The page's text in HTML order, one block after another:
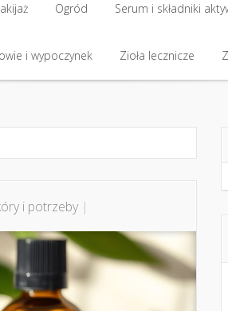
dojrzała Codzienna pielęgnacja
Ogród
Ogród
Serum i składniki
Serum i składniki
i wypoczynek Zioła lecznicze
i potrzeby|